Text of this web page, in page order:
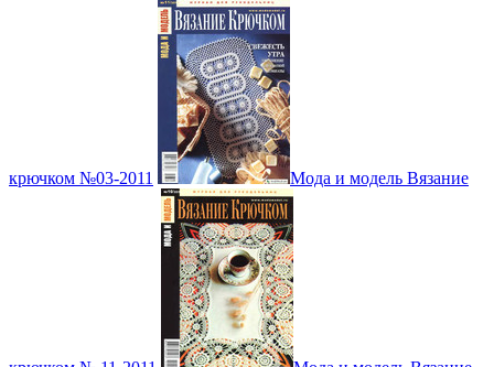
крючком №03-2011 Мода и модель Вязание